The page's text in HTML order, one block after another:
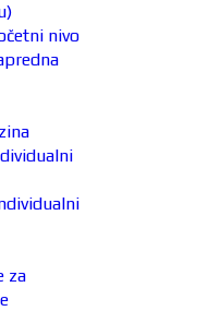
nivo
za